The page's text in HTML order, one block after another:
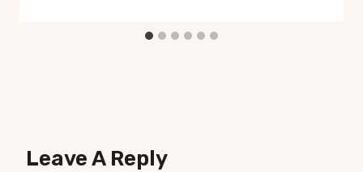
Leave A Reply